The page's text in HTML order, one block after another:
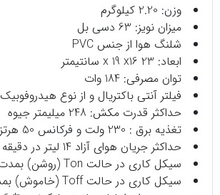
وزن: 2.20 کیلوگرم
میزان نویز: 63 دسی بل
شلنگ هوا از جنس PVC
ابعاد: 23 x 19 x16 سانتیمتر
توان مصرفی: 184 وات
فیلتر آنتی باکتریال و از نوع هیدروفوبیک
حداکثر قدرت مکش: 248 میلیمتر جیوه
تغذیه برق : 230 ولت و فرکانس 50 هرتز
حداکثر جریان هوای آزاد 14 لیتر در دقیقه
سیکل کاری در حالت Ton (روشن) بمدت 20 دقیقه
سیکل کاری در حالت Toff (خاموش) بمدت 40 دقیقه